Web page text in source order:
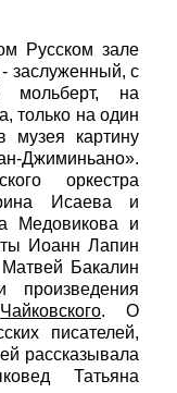
Русском зале
- заслуженный, с
мольберт, на
только на один
музея картину
оркестра
Исаева и
Медовикова и
Иоанн Лапин
Бакалин
произведения
Чайковского. О
писателей,
рассказывала
Татьяна